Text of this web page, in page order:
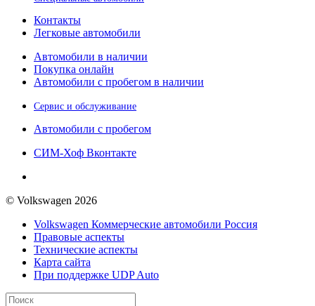
Контакты
Легковые автомобили
Автомобили в наличии
Покупка онлайн
Автомобили с пробегом в наличии
Сервис и обслуживание
Автомобили с пробегом
СИМ-Хоф Вконтакте
© Volkswagen 2026
Volkswagen Коммерческие автомобили Россия
Правовые аспекты
Технические аспекты
Карта сайта
При поддержке UDP Auto